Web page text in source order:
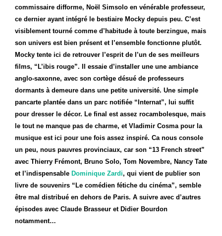
commissaire difforme, Noël Simsolo en vénérable professeur,
ce dernier ayant intégré le bestiaire Mocky depuis peu. C’est
visiblement tourné comme d’habitude à toute berzingue, mais
son univers est bien présent et l’ensemble fonctionne plutôt.
Mocky tente ici de retrouver l’esprit de l’un de ses meilleurs
films, “L’ibis rouge”. Il essaie d’installer une une ambiance
anglo-saxonne, avec son cortège désué de professeurs
dormants à demeure dans une petite université. Une simple
pancarte plantée dans un parc notifiée “Internat”, lui suffit
pour dresser le décor. Le final est assez rocambolesque, mais
le tout ne manque pas de charme, et Vladimir Cosma pour la
musique est ici pour une fois assez inspiré. Ca nous console
un peu, nous pauvres provinciaux, car son “13 French street”
avec Thierry Frémont, Bruno Solo, Tom Novembre, Nancy Tate
et l’indispensable Dominique Zardi, qui vient de publier son
livre de souvenirs “Le comédien fétiche du cinéma”, semble
être mal distribué en dehors de Paris. A suivre avec d’autres
épisodes avec Claude Brasseur et Didier Bourdon
notamment…